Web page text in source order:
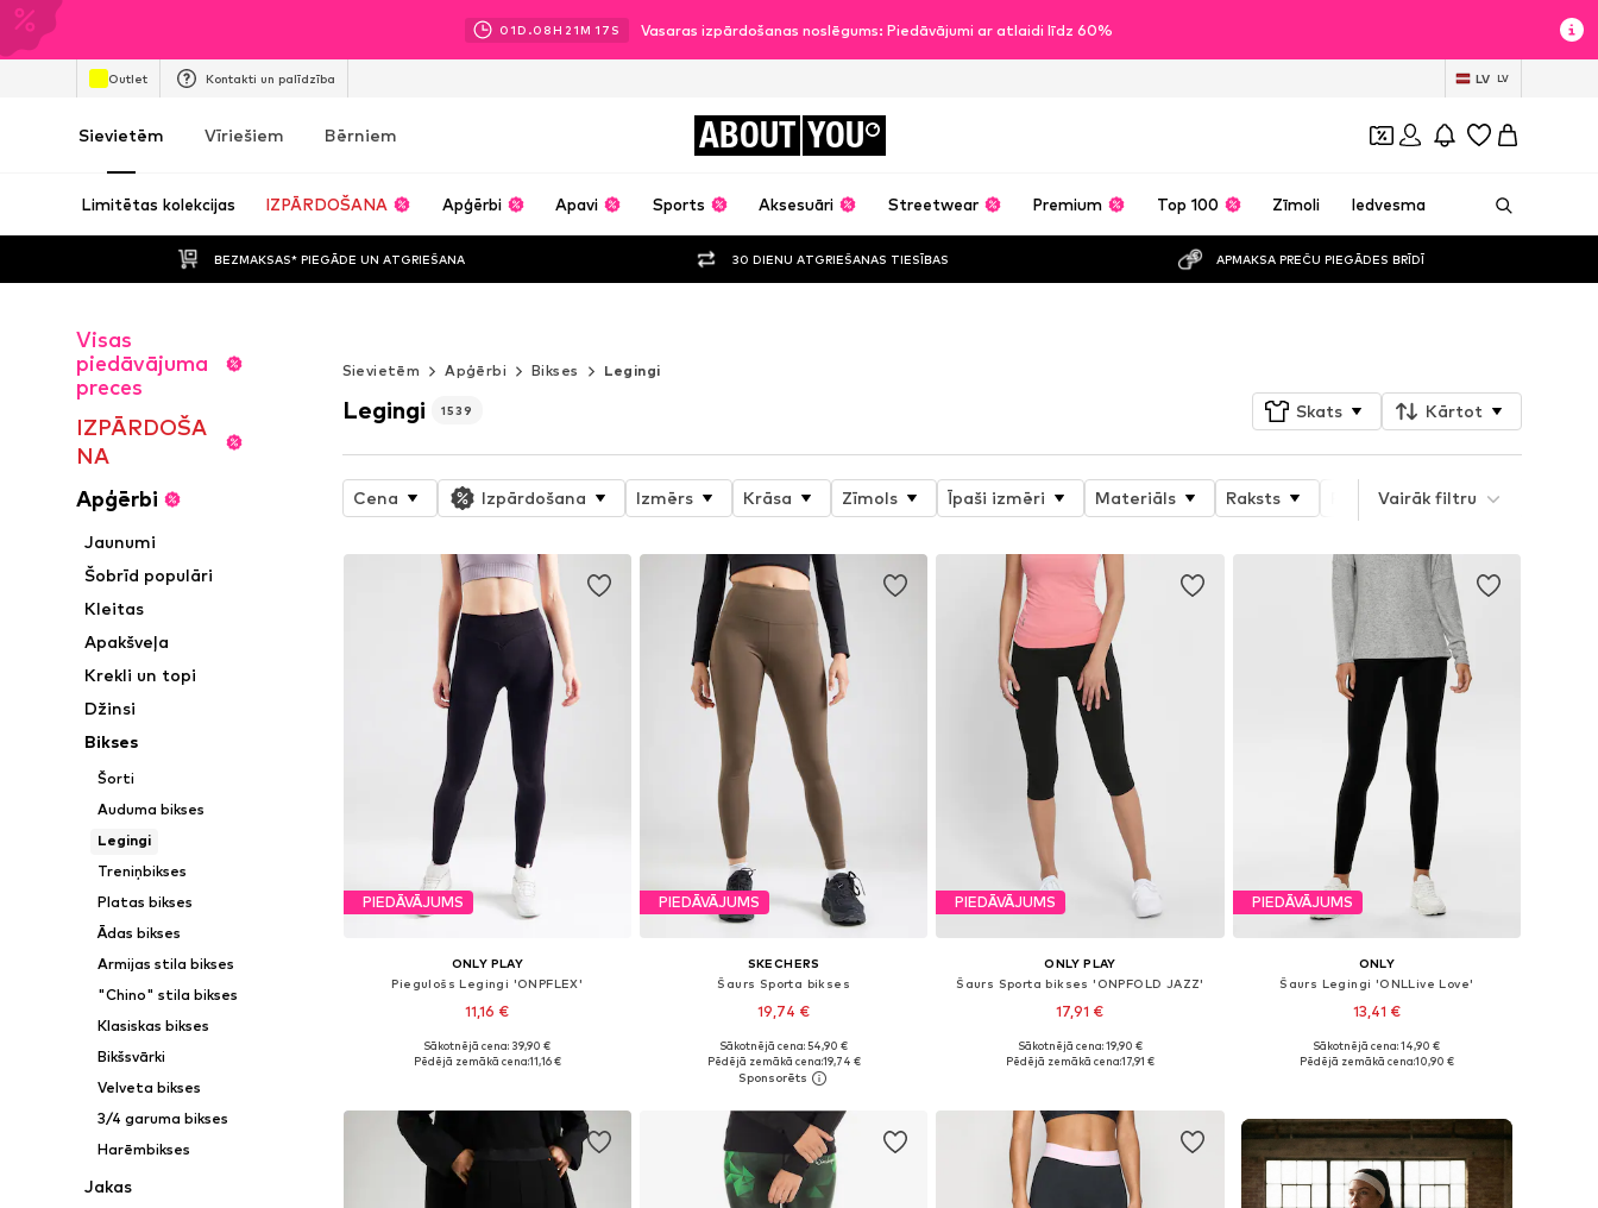
01D.08H 21M 14 S Vasaras izpārdošanas noslēgums: Piedāvājumi ar atlaidi līdz 60%
Outlet Kontakti un palīdzība LV LV
Sievietēm Vīriešiem Bērniem ABOUT YOU
Limitētas kolekcijas IZPĀRDOŠANA Apģērbi Apavi Sports Aksesuāri Streetwear Premium Top 100 Zīmoli Iedvesma
BEZMAKSAS* PIEGĀDE UN ATGRIEŠANA 30 DIENU ATGRIEŠANAS TIESĪBAS APMAKSA PREČU PIEGĀDES BRĪDĪ
Visas
piedāvājuma
preces
IZPĀRDOŠA
NA
Apģērbi
Jaunumi
Šobrīd populāri
Kleitas
Apakšveļa
Krekli un topi
Džinsi
Bikses
Šorti
Auduma bikses
Legingi
Treniņbikses
Platas bikses
Ādas bikses
Armijas stila bikses
"Chino" stila bikses
Klasiskas bikses
Bikšsvārki
Velveta bikses
3/4 garuma bikses
Harēmbikses
Jakas
Sievietēm
Apģērbi Bikses Legingi
Legingi 1539 Skats Kārtot
Cena Izpārdošana Izmērs Krāsa Zīmols Īpaši izmēri Materiāls Raksts Produkta īpašības
Vairāk filtru
PIEDĀVĀJUMS
ONLY PLAY
Piegulošs Legingi 'ONPFLEX'
11,16 €
Pieejamie izmēri: S, M, L
Sākotnējā cena: 39,90 €
Pēdējā zemākā cena:11,16 €
PIEDĀVĀJUMS
SKECHERS
Šaurs Sporta bikses
19,74 €
Pieejamie izmēri: XS
Pievienot grozam
Sākotnējā cena: 54,90 €
Pēdējā zemākā cena:19,74 €
PIEDĀVĀJUMS
ONLY PLAY
Šaurs Sporta bikses 'ONPFOLD JAZZ'
17,91 €
Pieejamie izmēri: XS, S, M
Sākotnējā cena: 19,90 €
Pēdējā zemākā cena:17,91 €
PIEDĀVĀJUMS
ONLY
Šaurs Legingi 'ONLLive Love'
13,41 €
Pieejamie izmēri: XS, S, M, L, XL
Sākotnējā cena: 14,90 €
Pēdējā zemākā cena:10,90 €